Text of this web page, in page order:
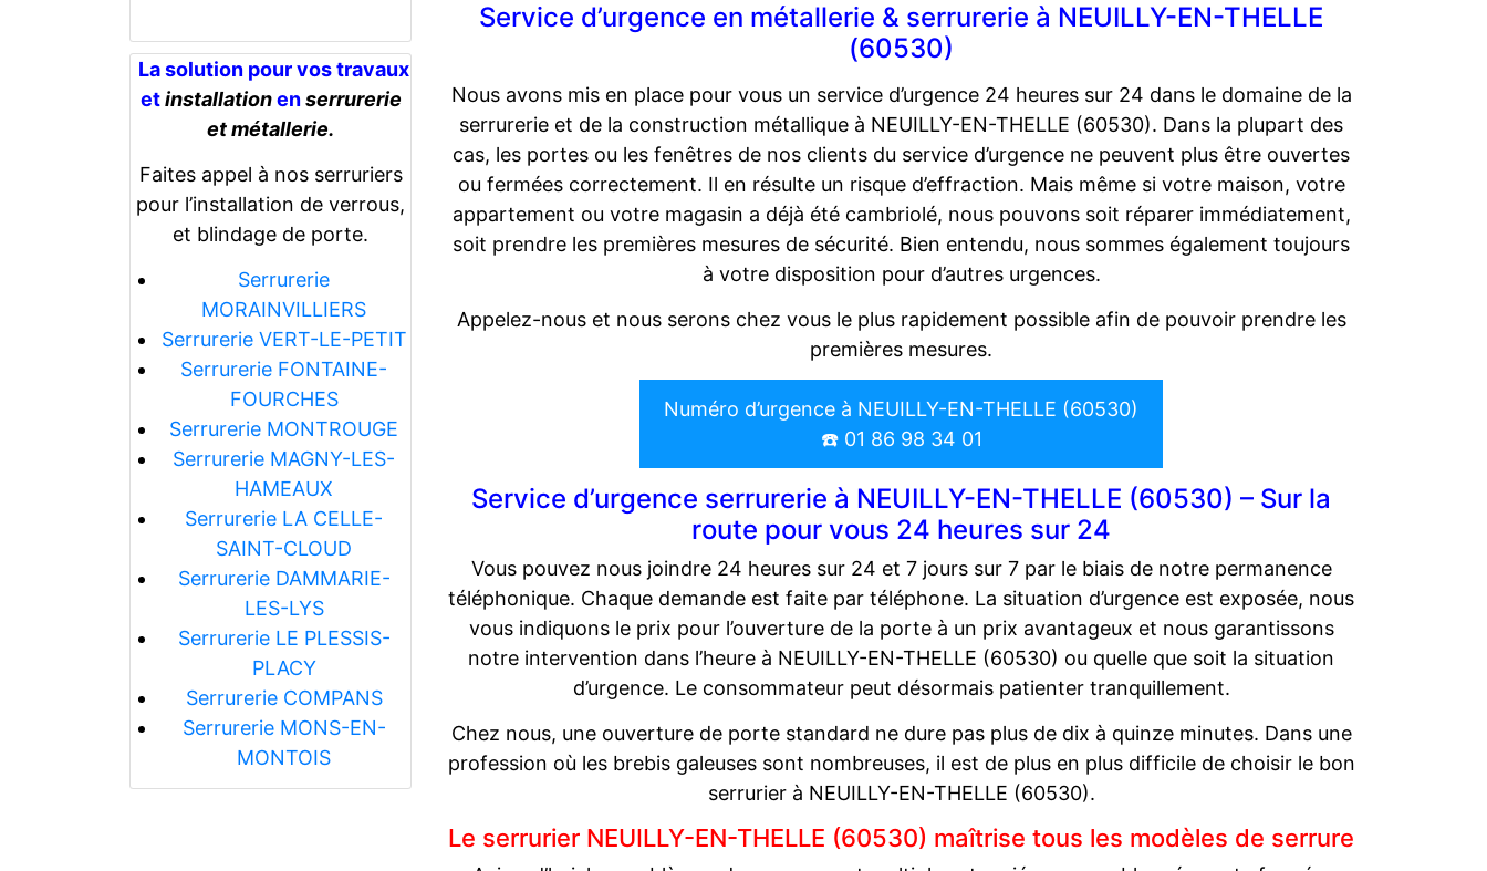
La solution pour vos travaux
etinstallationenserrurerie
et métallerie.
Faites appel à nos serruriers
pour l’installation de verrous,
et blindage de porte.
Serrurerie
MORAINVILLIERS
Serrurerie VERT-LE-PETIT
Serrurerie FONTAINE-
FOURCHES
Serrurerie MONTROUGE
Serrurerie MAGNY-LES-
HAMEAUX
Serrurerie LA CELLE-
SAINT-CLOUD
Serrurerie DAMMARIE-
LES-LYS
Serrurerie LE PLESSIS-
PLACY
Serrurerie COMPANS
Serrurerie MONS-EN-
MONTOIS
Service d’urgence en métallerie & serrurerie à NEUILLY-EN-THELLE
(60530)
Nous avons mis en place pour vous un service d’urgence 24 heures sur 24 dans le domaine de la
serrurerie et de la construction métallique à NEUILLY-EN-THELLE (60530). Dans la plupart des
cas, les portes ou les fenêtres de nos clients du service d’urgence ne peuvent plus être ouvertes
ou fermées correctement. Il en résulte un risque d’effraction. Mais même si votre maison, votre
appartement ou votre magasin a déjà été cambriolé, nous pouvons soit réparer immédiatement,
soit prendre les premières mesures de sécurité. Bien entendu, nous sommes également toujours
à votre disposition pour d’autres urgences.
Appelez-nous et nous serons chez vous le plus rapidement possible afin de pouvoir prendre les
premières mesures.
Numéro d’urgence à NEUILLY-EN-THELLE (60530)
☎️ 01 86 98 34 01
Service d’urgence serrurerie à NEUILLY-EN-THELLE (60530) – Sur la
route pour vous 24 heures sur 24
Vous pouvez nous joindre 24 heures sur 24 et 7 jours sur 7 par le biais de notre permanence
téléphonique. Chaque demande est faite par téléphone. La situation d’urgence est exposée, nous
vous indiquons le prix pour l’ouverture de la porte à un prix avantageux et nous garantissons
notre intervention dans l’heure à NEUILLY-EN-THELLE (60530) ou quelle que soit la situation
d’urgence. Le consommateur peut désormais patienter tranquillement.
Chez nous, une ouverture de porte standard ne dure pas plus de dix à quinze minutes. Dans une
profession où les brebis galeuses sont nombreuses, il est de plus en plus difficile de choisir le bon
serrurier à NEUILLY-EN-THELLE (60530).
Le serrurier NEUILLY-EN-THELLE (60530) maîtrise tous les modèles de serrure